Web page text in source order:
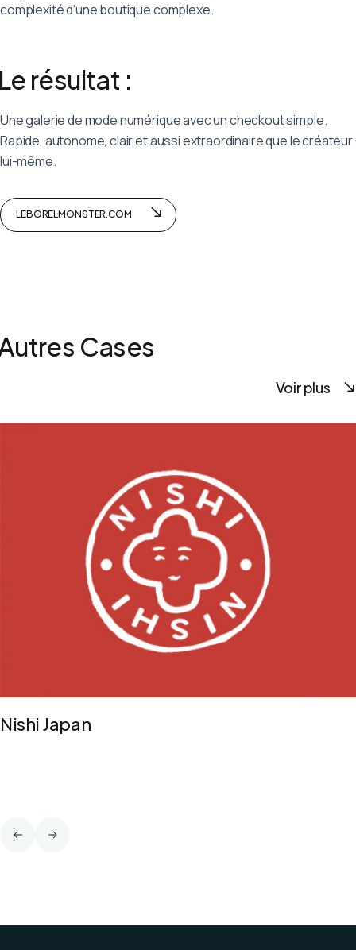
complexité d'une boutique complexe.
résultat :
Une galerie de mode numérique avec un checkout simple.
Rapide, autonome, clair et aussi extraordinaire que le créateur
lui-même.
LEBORELMONSTER.COM
Cases
Voir plus
Nishi Japan